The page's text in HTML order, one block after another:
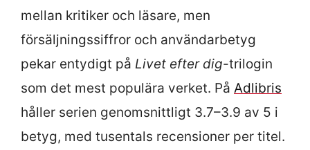
mellan kritiker och läsare, men
försäljningssiffror och användarbetyg
pekar entydigt på Livet efter dig-trilogin
som det mest populära verket. På Adlibris
håller serien genomsnittligt 3.7–3.9 av 5 i
betyg, med tusentals recensioner per titel.